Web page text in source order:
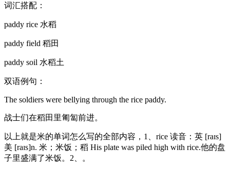
词汇搭配：
paddy rice 水稻
paddy field 稻田
paddy soil 水稻土
双语例句：
The soldiers were bellying through the rice paddy.
战士们在稻田里匍匐前进。
以上就是米的单词怎么写的全部内容，1、rice 读音：英 [raɪs]
美 [raɪs]n. 米；米饭；稻 His plate was piled high with rice.他的盘
子里盛满了米饭。2、。